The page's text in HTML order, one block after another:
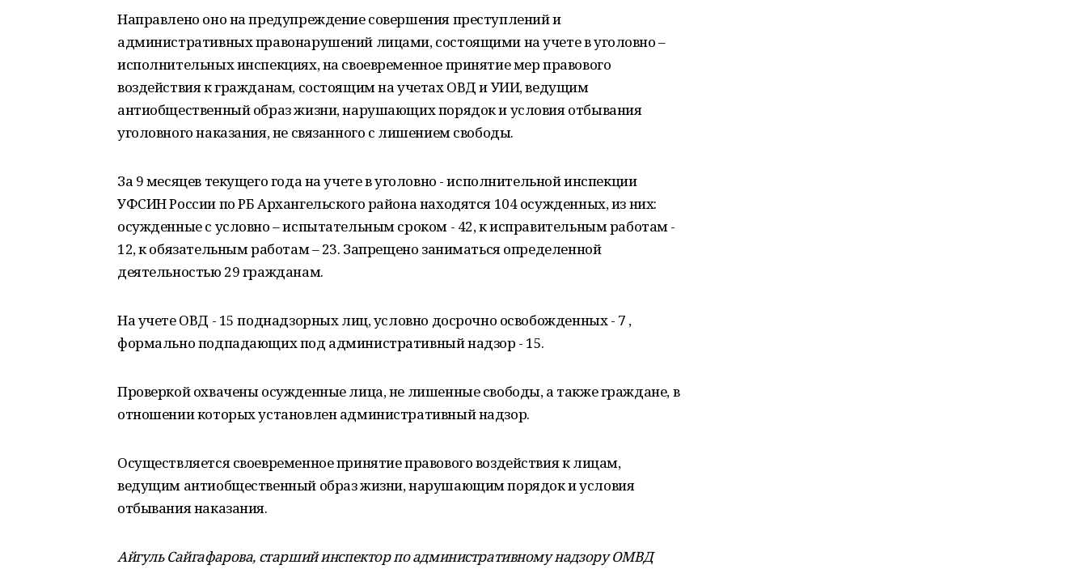
Направлено оно на предупреждение совершения преступлений и
административных правонарушений лицами, состоящими на учете в уголовно –
исполнительных инспекциях, на своевременное принятие мер правового
воздействия к гражданам, состоящим на учетах ОВД и УИИ, ведущим
антиобщественный образ жизни, нарушающих порядок и условия отбывания
уголовного наказания, не связанного с лишением свободы.
За 9 месяцев текущего года на учете в уголовно - исполнительной инспекции
УФСИН России по РБ Архангельского района находятся 104 осужденных, из них:
осужденные с условно – испытательным сроком - 42, к исправительным работам -
12, к обязательным работам – 23. Запрещено заниматься определенной
деятельностью 29 гражданам.
На учете ОВД - 15 поднадзорных лиц, условно досрочно освобожденных - 7 ,
формально подпадающих под административный надзор - 15.
Проверкой охвачены осужденные лица, не лишенные свободы, а также граждане, в
отношении которых установлен административный надзор.
Осуществляется своевременное принятие правового воздействия к лицам,
ведущим антиобщественный образ жизни, нарушающим порядок и условия
отбывания наказания.
Айгуль Сайгафарова, старший инспектор по административному надзору ОМВД